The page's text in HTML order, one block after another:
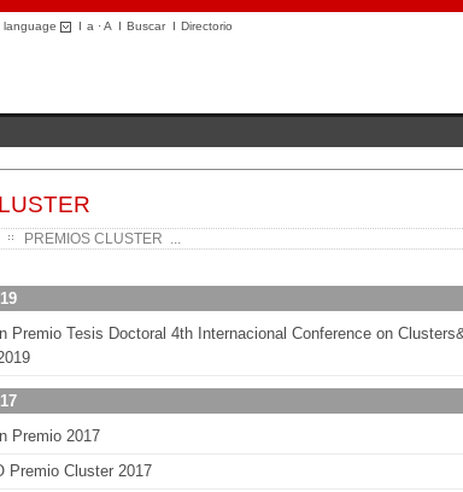
language I a ·A I BuscarI Directorio
PREMIOS CLUSTER ...
Premio Tesis Doctoral 4th Internacional Conference on
Premio 2017
Premio Cluster 2017